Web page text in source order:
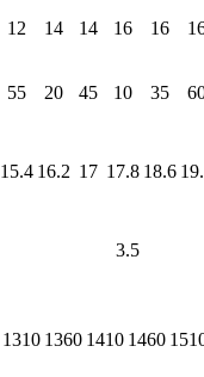
12 14 14 16 16
55 20 45 10 35
15.4 16.2 17 17.8 18.6
3.5
1310 1360 1410 1460